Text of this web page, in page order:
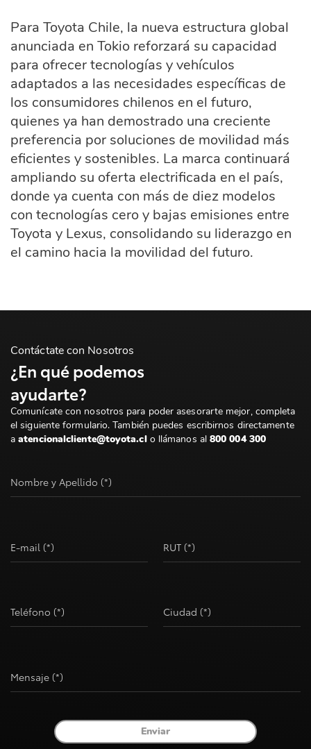
Para Toyota Chile, la nueva estructura global
anunciada en Tokio reforzará su capacidad
para ofrecer tecnologías y vehículos
adaptados a las necesidades específicas de
los consumidores chilenos en el futuro,
quienes ya han demostrado una creciente
preferencia por soluciones de movilidad más
eficientes y sostenibles. La marca continuará
ampliando su oferta electrificada en el país,
donde ya cuenta con más de diez modelos
con tecnologías cero y bajas emisiones entre
Toyota y Lexus, consolidando su liderazgo en
el camino hacia la movilidad del futuro.
Contáctate con Nosotros
¿En qué podemos
ayudarte?
Comunícate con nosotros para poder asesorarte mejor, completa
el siguiente formulario. También puedes escribirnos directamente
aatencionalcliente@toyota.clo llámanos al 800 004 300
Nombre y Apellido (*)
E-mail (*) RUT (*)
Teléfono (*) Ciudad (*)
Mensaje (*)
Enviar